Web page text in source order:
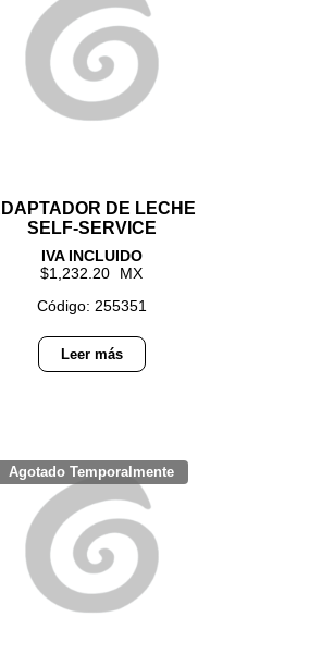
DE LECHE
SELF-SERVICE
1,232.20
Código: 255351
Leer más